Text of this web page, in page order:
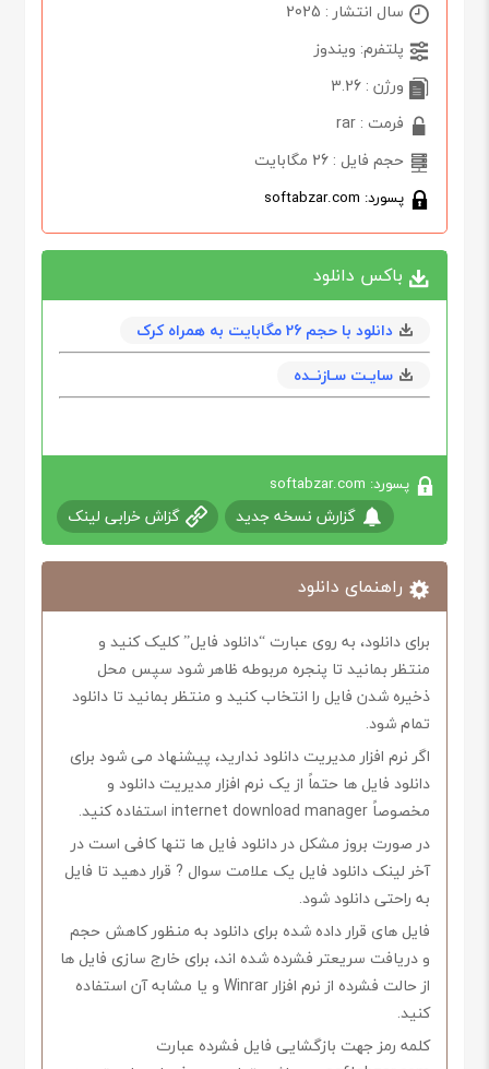
سال انتشار : 2025
پلتفرم: ویندوز
ورژن : 3.26
فرمت : rar
حجم فایل : 26 مگابایت
پسورد: softabzar.com
باکس دانلود
دانلود با حجم 26 مگابايت به همراه کرک
سایـت سـازنــده
پسورد: softabzar.com
گزارش نسخه جدید گزاش خرابی لینک
راهنمای دانلود
برای دانلود، به روی عبارت “دانلود فایل” کلیک کنید و
منتظر بمانید تا پنجره مربوطه ظاهر شود سپس محل
ذخیره شدن فایل را انتخاب کنید و منتظر بمانید تا دانلود
تمام شود.
اگر نرم افزار مدیریت دانلود ندارید، پیشنهاد می شود برای
دانلود فایل ها حتماً از یک نرم افزار مدیریت دانلود و
مخصوصاً internet download manager استفاده کنید.
در صورت بروز مشکل در دانلود فایل ها تنها کافی است در
آخر لینک دانلود فایل یک علامت سوال ? قرار دهید تا فایل
به راحتی دانلود شود.
فایل های قرار داده شده برای دانلود به منظور کاهش حجم
و دریافت سریعتر فشرده شده اند، برای خارج سازی فایل ها
از حالت فشرده از نرم افزار Winrar و یا مشابه آن استفاده
کنید.
کلمه رمز جهت بازگشایی فایل فشرده عبارت